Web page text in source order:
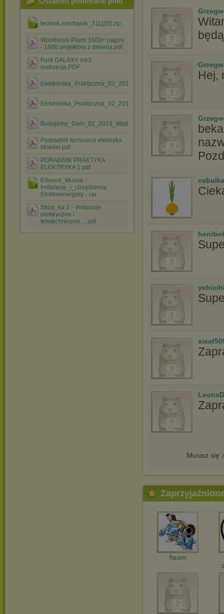
technik.mechanik_311[20].zip
Woodwork Plans 1600+ pages
- 1600 projektow z drewna.pdf
Ford GALAXY mk3
instrukcja.PDF
Elektronika_Praktyczna_03_2018.pdf
Elektronika_Praktyczna_02_2018.pdf
Budujemy_Dom_02_2019_Wydanie_Specjalne.pdf
Podradnik fachowca elektryka
Moeller.pdf
PORADNIK PRAKTYKA
ELEKTRYKA 1.pdf
Edward_Musiał -
Instalacje_i_Urządzenia
Elektroenergety....rar
Strza_ka J. - Instalacje
elektryczne i
teletechniczne.....pdf
Hej,
Musisz się
fteam